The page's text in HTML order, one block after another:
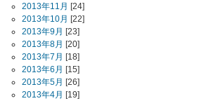
2013年11月 [24]
2013年10月 [22]
2013年9月 [23]
2013年8月 [20]
2013年7月 [18]
2013年6月 [15]
2013年5月 [26]
2013年4月 [19]